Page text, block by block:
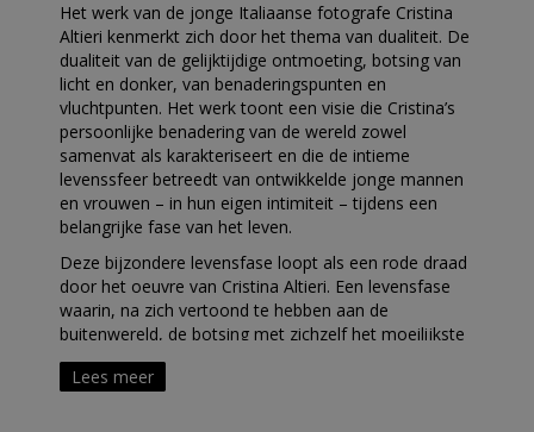
Het werk van de jonge Italiaanse fotografe Cristina
Altieri kenmerkt zich door het thema van dualiteit. De
dualiteit van de gelijktijdige ontmoeting, botsing van
licht en donker, van benaderingspunten en
vluchtpunten. Het werk toont een visie die Cristina’s
persoonlijke benadering van de wereld zowel
samenvat als karakteriseert en die de intieme
levenssfeer betreedt van ontwikkelde jonge mannen
en vrouwen – in hun eigen intimiteit – tijdens een
belangrijke fase van het leven.
Deze bijzondere levensfase loopt als een rode draad
door het oeuvre van Cristina Altieri. Een levensfase
waarin, na zich vertoond te hebben aan de
buitenwereld, de botsing met zichzelf het moeilijkste
struikelblok schijnt te zijn. Een leeftijd, waarop we wel
geleerd hebben om met een ander samen te leven en
Lees meer